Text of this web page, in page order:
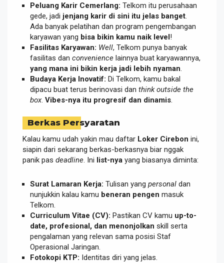
Peluang Karir Cemerlang: Telkom itu perusahaan
gede, jadi jenjang karir di sini itu jelas banget
Ada banyak pelatihan dan program pengembangan
karyawan yang bisa bikin kamu naik level!
Fasilitas Karyawan: Well, Telkom punya banyak
fasilitas dan convenience lainnya buat karyawannya,
yang mana ini bikin kerja jadi lebih nyaman
Budaya Kerja Inovatif: Di Telkom, kamu bakal
dipacu buat terus berinovasi dan think outside the
box. Vibes-nya itu progresif dan dinamis
Berkas Persyaratan
Kalau kamu udah yakin mau daftar Loker Cirebon ini,
siapin dari sekarang berkas-berkasnya biar nggak
panik pas deadline. Ini list-nya yang biasanya diminta:
Surat Lamaran Kerja: Tulisan yang personal dan
nunjukkin kalau kamu beneran pengen masuk
Telkom.
Curriculum Vitae (CV): Pastikan CV kamu up-to-
date, profesional, dan menonjolkan skill serta
pengalaman yang relevan sama posisi Staf
Operasional Jaringan.
Fotokopi KTP: Identitas diri yang jelas.